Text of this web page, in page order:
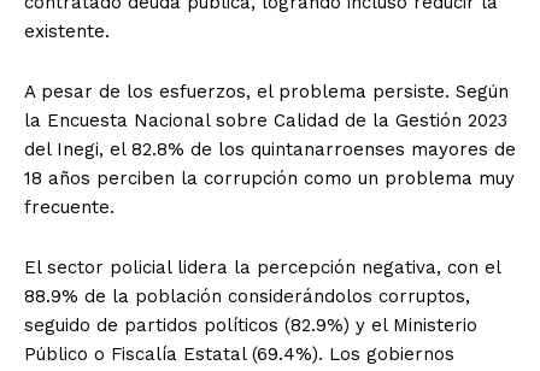
existente.
A pesar de los esfuerzos, el problema persiste. Según
la Encuesta Nacional sobre Calidad de la Gestión 2023
del Inegi, el 82.8% de los quintanarroenses mayores de
18 años perciben la corrupción como un problema muy
frecuente.
El sector policial lidera la percepción negativa, con el
88.9% de la población considerándolos corruptos,
seguido de partidos políticos (82.9%) y el Ministerio
Público o Fiscalía Estatal (69.4%). Los gobiernos